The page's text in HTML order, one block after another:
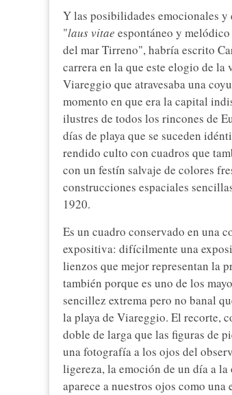
Y las posibilidades emocionales y
"laus vitae espontáneo y
del mar Tirreno", habría escrito
carrera en la que este elogio de
Viareggio que atravesaba una
momento en que era la capital
ilustres de todos los rincones de
días de playa que se suceden
rendido culto con cuadros que
con un festín salvaje de colores
construcciones espaciales
1920.
Es un cuadro conservado en una
expositiva: difícilmente una
lienzos que mejor representan la
también porque es uno de los
sencillez extrema pero no banal
la playa de Viareggio. El recorte,
doble de larga que las figuras de
una fotografía a los ojos del
ligereza, la emoción de un día a
aparece a nuestros ojos como